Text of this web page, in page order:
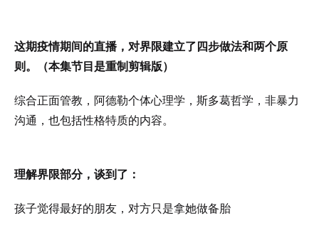
这期疫情期间的直播，对界限建立了四步做法和两个原
则。（本集节目是重制剪辑版）
综合正面管教，阿德勒个体心理学，斯多葛哲学，非暴力
沟通，也包括性格特质的内容。
理解界限部分，谈到了：
孩子觉得最好的朋友，对方只是拿她做备胎